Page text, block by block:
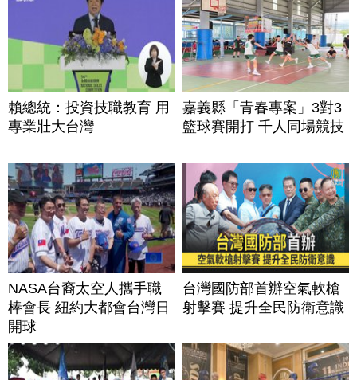
賴總統：投資技職教育 用
專業壯大台灣
嘉義縣「青春專案」3對3
籃球賽開打 千人同場競技
NASA台裔太空人攜手職
棒會長 紐約大都會台灣日
開球
台灣國防部首辦空氣軟槍
射擊賽 提升全民防衛意識